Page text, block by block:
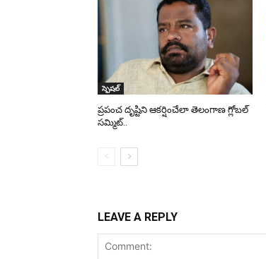
స్పెషల్
ప్రపంచ దృష్టిని ఆకర్షించేలా తెలంగాణ గ్లోబల్
సమ్మిట్..
LEAVE A REPLY